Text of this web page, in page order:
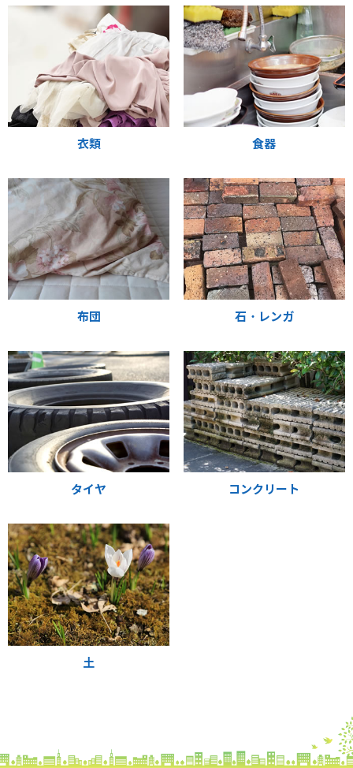
衣類 食器
布団 石・レンガ
タイヤ コンクリート
土